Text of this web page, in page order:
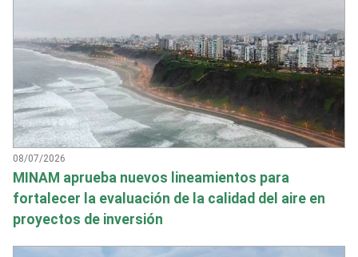
08/07/2026
MINAM aprueba nuevos lineamientos para
fortalecer la evaluación de la calidad del aire en
proyectos de inversión